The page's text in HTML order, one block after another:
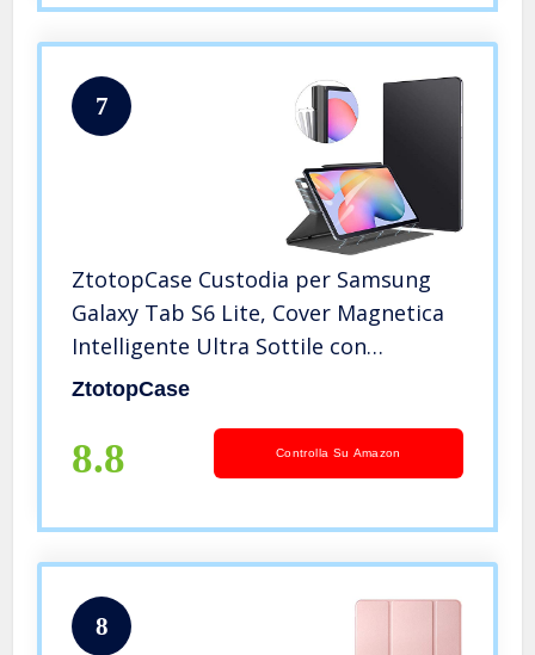
7
ZtotopCase Custodia per Samsung
Galaxy Tab S6 Lite, Cover Magnetica
Intelligente Ultra Sottile con
Portapenne e Funzione Sleep/Wake
S6 Lite 10,4 Pollici 2020, Nero
ZtotopCase
8.8 Controlla Su Amazon
8